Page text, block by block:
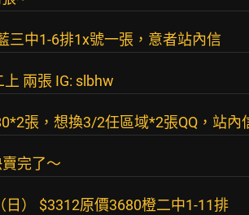
三中1-6排1x號一張，意者站內信
兩張 IG: slbhw
張，想換3/2任區域*2張QQ，站內
完了～
日） $3312原價3680橙二中1-11排